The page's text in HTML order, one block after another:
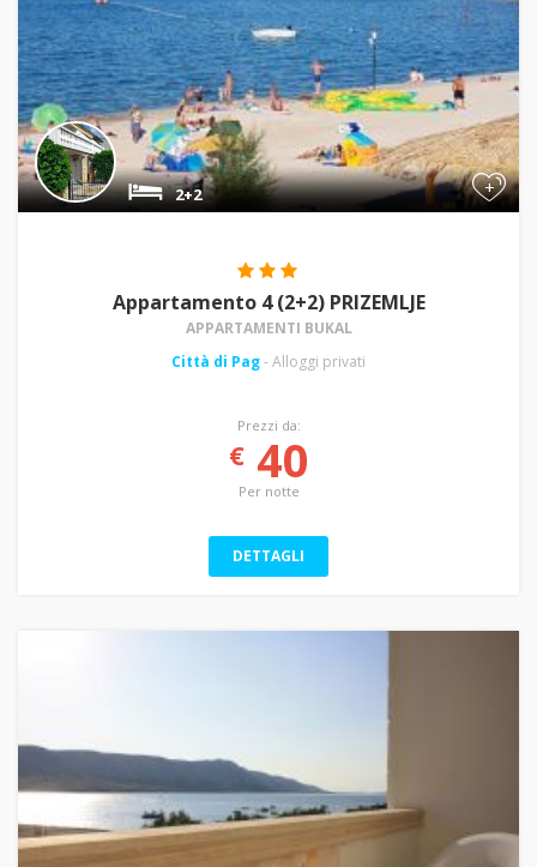
+
2+2
Appartamento 4 (2+2) PRIZEMLJE
APPARTAMENTI BUKAL
Città di Pag- Alloggi privati
Prezzi da:
€40
Per notte
DETTAGLI